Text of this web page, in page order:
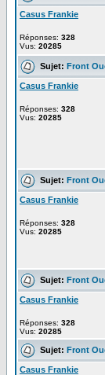
Casus Frankie
Réponses: 328
Vus: 20285
Sujet: Front
Casus Frankie
Réponses: 328
Vus: 20285
Sujet: Front
Casus Frankie
Réponses: 328
Vus: 20285
Sujet: Front
Casus Frankie
Réponses: 328
Vus: 20285
Sujet: Front
Casus Frankie